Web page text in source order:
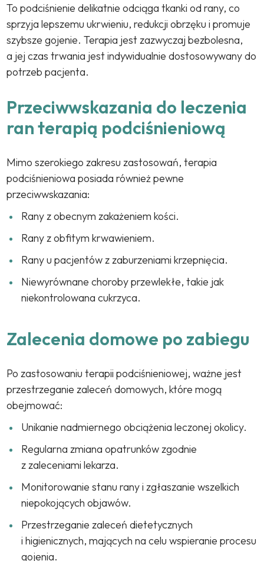
To podciśnienie delikatnie odciąga tkanki od rany, co
sprzyja lepszemu ukrwieniu, redukcji obrzęku i promuje
szybsze gojenie. Terapia jest zazwyczaj bezbolesna,
a jej czas trwania jest indywidualnie dostosowywany do
potrzeb pacjenta.
Przeciwwskazania do leczenia
ran terapią podciśnieniową
Mimo szerokiego zakresu zastosowań, terapia
podciśnieniowa posiada również pewne
przeciwwskazania:
Rany z obecnym zakażeniem kości.
Rany z obfitym krwawieniem.
Rany u pacjentów z zaburzeniami krzepnięcia.
Niewyrównane choroby przewlekłe, takie jak
niekontrolowana cukrzyca.
Zalecenia domowe po zabiegu
Po zastosowaniu terapii podciśnieniowej, ważne jest
przestrzeganie zaleceń domowych, które mogą
obejmować:
Unikanie nadmiernego obciążenia leczonej okolicy.
Regularna zmiana opatrunków zgodnie
z zaleceniami lekarza.
Monitorowanie stanu rany i zgłaszanie wszelkich
niepokojących objawów.
Przestrzeganie zaleceń dietetycznych
i higienicznych, mających na celu wspieranie procesu
gojenia.